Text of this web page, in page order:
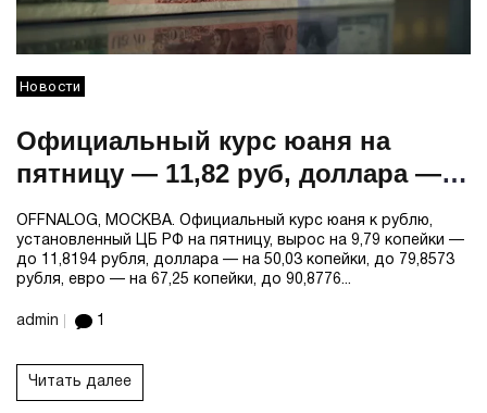
Новости
Официальный курс юаня на
пятницу — 11,82 руб, доллара —
79,86 руб, евро — 90,88 руб
OFFNALOG, МОСКВА. Официальный курс юаня к рублю,
установленный ЦБ РФ на пятницу, вырос на 9,79 копейки —
до 11,8194 рубля, доллара — на 50,03 копейки, до 79,8573
рубля, евро — на 67,25 копейки, до 90,8776...
admin 1
Читать далее